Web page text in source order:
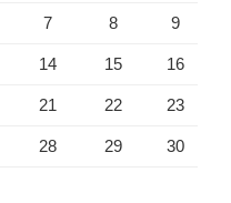
7 8 9
14 15 16
21 22 23
28 29 30